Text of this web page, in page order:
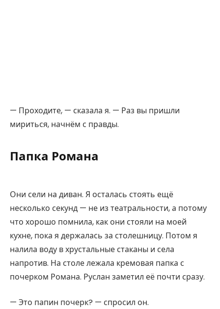
— Проходите, — сказала я. — Раз вы пришли
мириться, начнём с правды.
Папка Романа
Они сели на диван. Я осталась стоять ещё
несколько секунд — не из театральности, а потому
что хорошо помнила, как они стояли на моей
кухне, пока я держалась за столешницу. Потом я
налила воду в хрустальные стаканы и села
напротив. На столе лежала кремовая папка с
почерком Романа. Руслан заметил её почти сразу.
— Это папин почерк? — спросил он.